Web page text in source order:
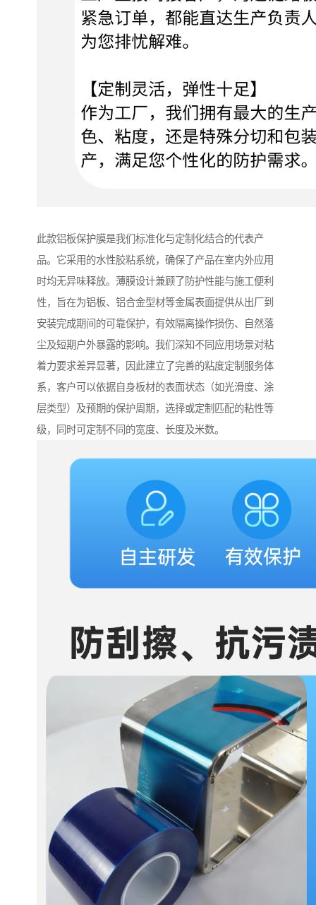
此款铝板保护膜是我们标准化与定制化结合的代表产
品。它采用的水性胶粘系统，确保了产品在室内外应用
时均无异味释放。薄膜设计兼顾了防护性能与施工便利
性，旨在为铝板、铝合金型材等金属表面提供从出厂到
安装完成期间的可靠保护，有效隔离操作损伤、自然落
尘及短期户外暴露的影响。我们深知不同应用场景对粘
着力要求差异显著，因此建立了完善的粘度定制服务体
系，客户可以依据自身板材的表面状态（如光滑度、涂
层类型）及预期的保护周期，选择或定制匹配的粘性等
级，同时可定制不同的宽度、长度及米数。